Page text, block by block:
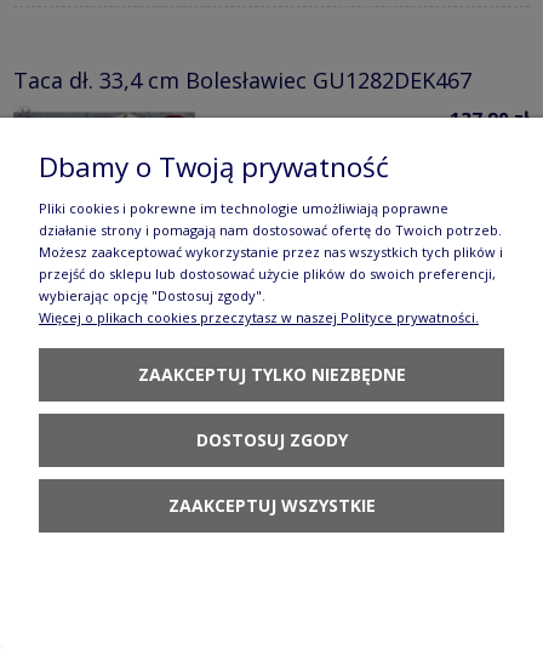
Taca dł. 33,4 cm Bolesławiec GU1282DEK467
137,90 zł
POWIADOM O
DOSTĘPNOŚCI
Kubek czeski V 0,35 L Ceramika Artystyczna
Bolesławiec K070 DEKU5004
POWIADOM O
DOSTĘPNOŚCI
Dbamy o Twoją prywatność
Pliki cookies i pokrewne im technologie umożliwiają poprawne
działanie strony i pomagają nam dostosować ofertę do Twoich potrzeb.
Możesz zaakceptować wykorzystanie przez nas wszystkich tych plików i
przejść do sklepu lub dostosować użycie plików do swoich preferencji,
wybierając opcję "Dostosuj zgody".
Więcej o plikach cookies przeczytasz w naszej Polityce prywatności.
ZAAKCEPTUJ TYLKO NIEZBĘDNE
DOSTOSUJ ZGODY
ZAAKCEPTUJ WSZYSTKIE